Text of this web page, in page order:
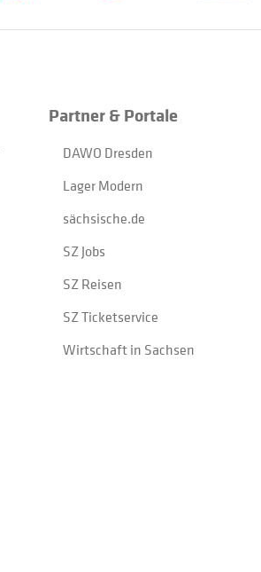
Partner & Portale
DAWO Dresden
Lager Modern
sächsische.de
SZ Jobs
SZ Reisen
SZ Ticketservice
Wirtschaft in Sachsen